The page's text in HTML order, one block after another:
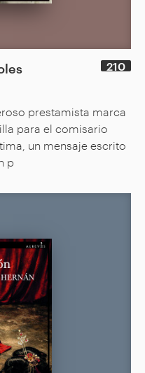
210
prestamista marca
para el comisario
un mensaje escrito
p